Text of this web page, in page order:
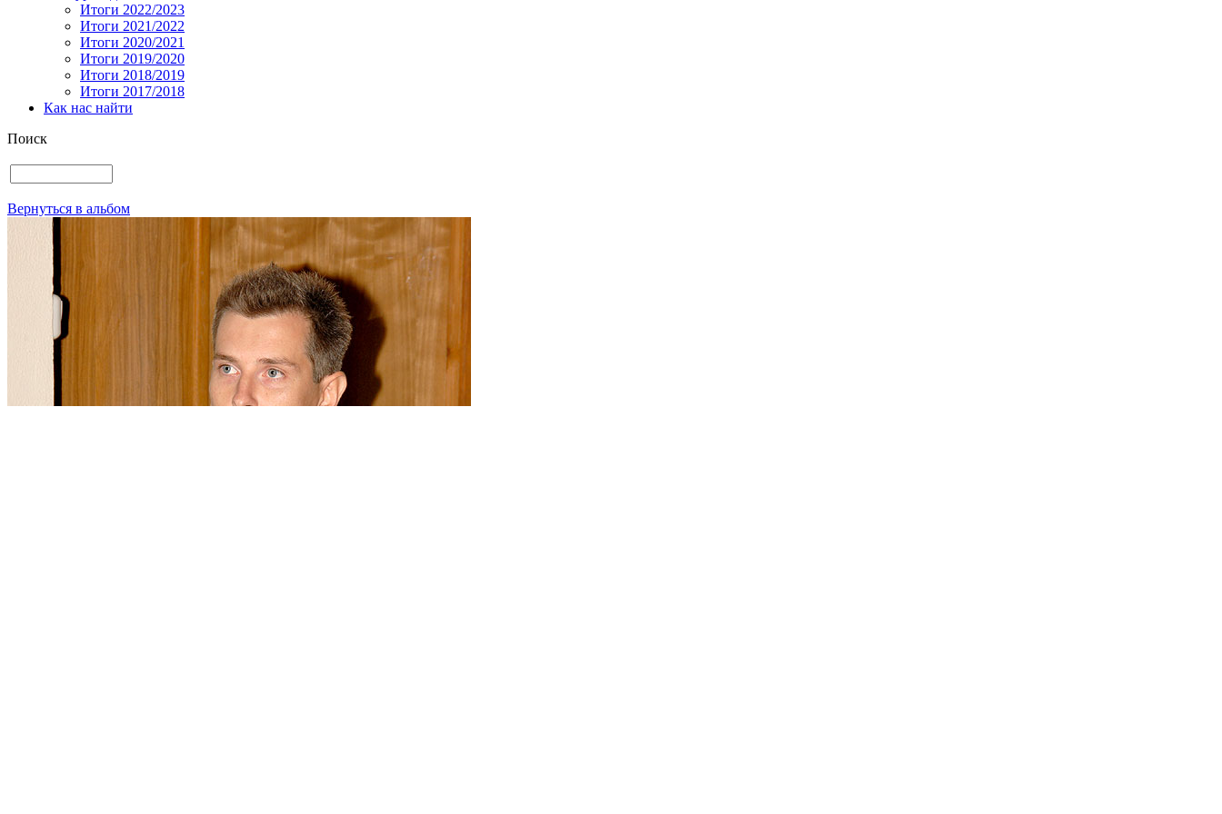
Итоги 2022/2023
Итоги 2021/2022
Итоги 2020/2021
Итоги 2019/2020
Итоги 2018/2019
Итоги 2017/2018
Как нас найти
Поиск
Вернуться в альбом